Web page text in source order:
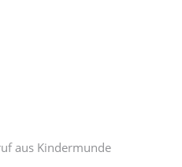
aus Kindermunde